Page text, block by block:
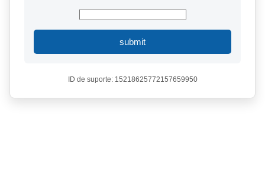
submit
ID de suporte: 15218625772157659950